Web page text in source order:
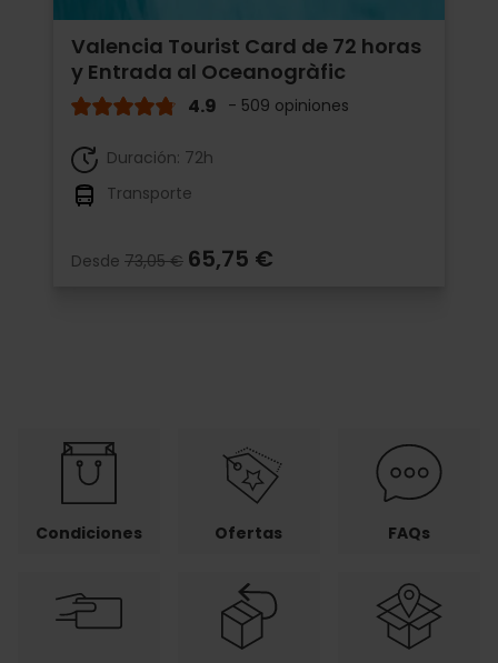
Valencia Tourist Card de 72 horas
y Entrada al Oceanogràfic
4.9 - 509 opiniones
Duración: 72h
Transporte
Desde 73,05 € 65,75 €
Condiciones Ofertas FAQs